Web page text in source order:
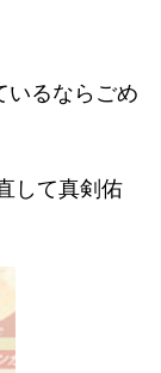
いるならごめ
して真剣佑